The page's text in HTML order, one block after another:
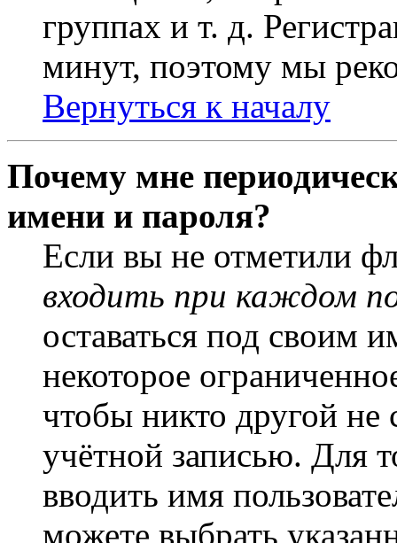
группах и т. д.
минут, поэтому мы
Вернуться к началу
Почему мне
имени и пароля?
Если вы не отметили
входить при каждом
оставаться под своим
некоторое
чтобы никто другой не
учётной записью. Для
вводить имя
можете выбрать